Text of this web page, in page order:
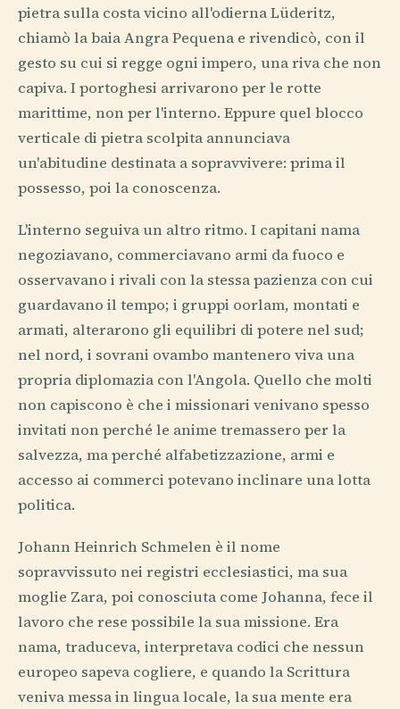
pietra sulla costa vicino all'odierna Lüderitz,
chiamò la baia Angra Pequena e rivendicò, con il
gesto su cui si regge ogni impero, una riva che non
capiva. I portoghesi arrivarono per le rotte
marittime, non per l'interno. Eppure quel blocco
verticale di pietra scolpita annunciava
un'abitudine destinata a sopravvivere: prima il
possesso, poi la conoscenza.
L'interno seguiva un altro ritmo. I capitani nama
negoziavano, commerciavano armi da fuoco e
osservavano i rivali con la stessa pazienza con cui
guardavano il tempo; i gruppi oorlam, montati e
armati, alterarono gli equilibri di potere nel sud;
nel nord, i sovrani ovambo mantenero viva una
propria diplomazia con l'Angola. Quello che molti
non capiscono è che i missionari venivano spesso
invitati non perché le anime tremassero per la
salvezza, ma perché alfabetizzazione, armi e
accesso ai commerci potevano inclinare una lotta
politica.
Johann Heinrich Schmelen è il nome
sopravvissuto nei registri ecclesiastici, ma sua
moglie Zara, poi conosciuta come Johanna, fece il
lavoro che rese possibile la sua missione. Era
nama, traduceva, interpretava codici che nessun
europeo sapeva cogliere, e quando la Scrittura
veniva messa in lingua locale, la sua mente era